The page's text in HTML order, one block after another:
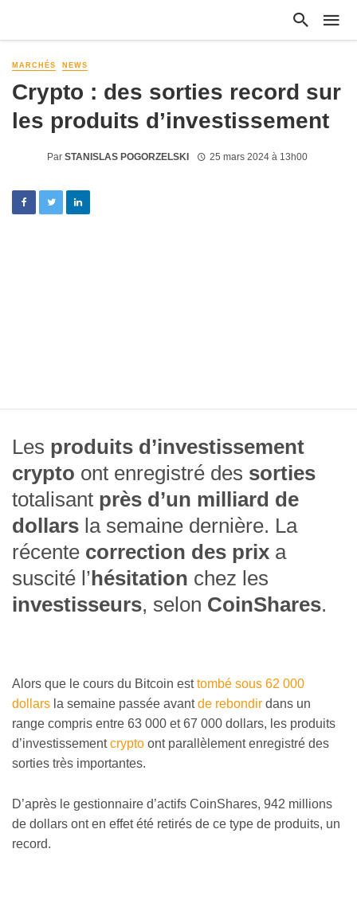
MARCHÉS NEWS
Crypto : des sorties record sur
les produits d’investissement
Par STANISLAS POGORZELSKI 25 mars 2024 à 13h00
Les produits d’investissement
crypto ont enregistré des sorties
totalisant près d’un milliard de
dollars la semaine dernière. La
récente correction des prix a
suscité l’ hésitation chez les
investisseurs, selon CoinShares.
Alors que le cours du Bitcoin esttombé sous 62 000
dollars la semaine passée avantde rebondir dans un
range compris entre 63 000 et 67 000 dollars, les produits
d’investissementcrypto ont parallèlement enregistré des
sorties très importantes.
D’après le gestionnaire d’actifs CoinShares, 942 millions
de dollars ont en effet été retirés de ce type de produits, un
record.